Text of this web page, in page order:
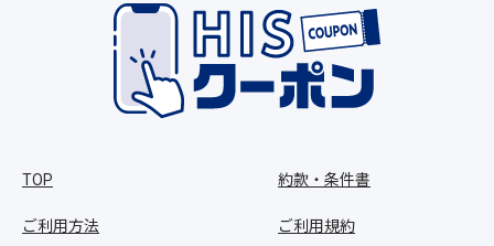
TOP
ご利用方法
約款・条件書
ご利用規約